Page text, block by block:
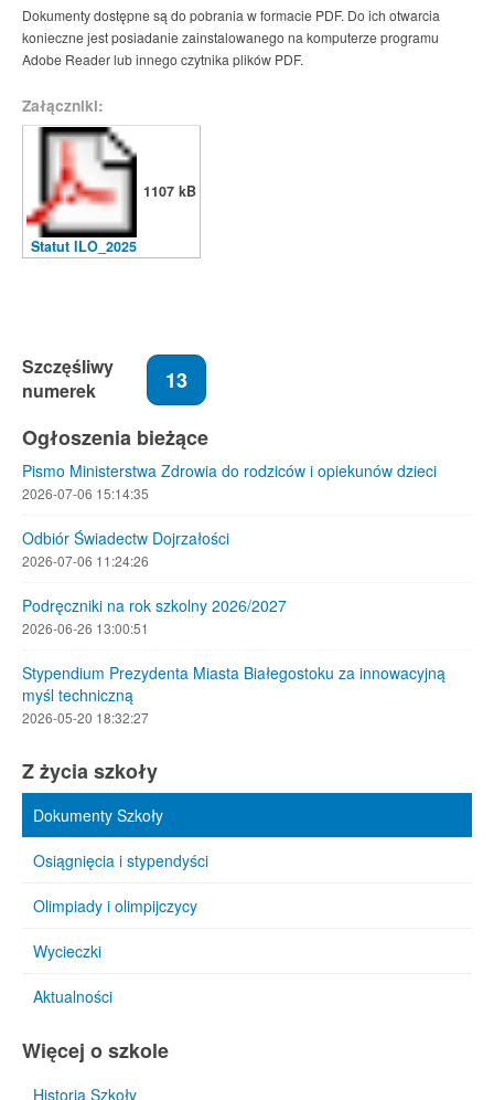
Dokumenty dostępne są do pobrania w formacie PDF. Do ich otwarcia
konieczne jest posiadanie zainstalowanego na komputerze programu
Adobe Reader lub innego czytnika plików PDF.
Załączniki:
Statut ILO_2025
1107 kB
Szczęśliwy
numerek
13
Ogłoszenia bieżące
Pismo Ministerstwa Zdrowia do rodziców i opiekunów dzieci
2026-07-06 15:14:35
Odbiór Świadectw Dojrzałości
2026-07-06 11:24:26
Podręczniki na rok szkolny 2026/2027
2026-06-26 13:00:51
Stypendium Prezydenta Miasta Białegostoku za innowacyjną
myśl techniczną
2026-05-20 18:32:27
Z życia szkoły
Dokumenty Szkoły
Osiągnięcia i stypendyści
Olimpiady i olimpijczycy
Wycieczki
Aktualności
Więcej o szkole
Historia Szkoły